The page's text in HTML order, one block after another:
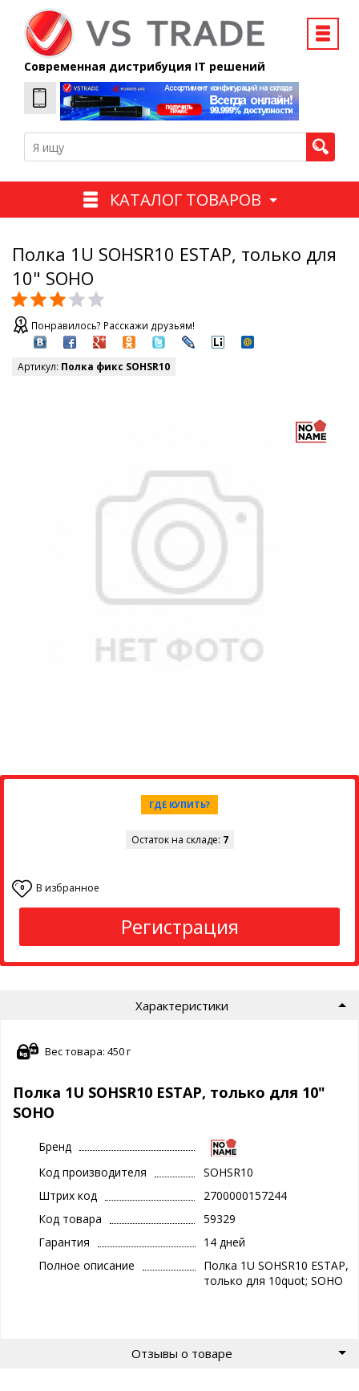
Современная дистрибуция IT решений
КАТАЛОГ ТОВАРОВ
Полка 1U SOHSR10 ESTAP, только для
10" SOHO
Понравилось? Расскажи друзьям!
Артикул: Полка фикс SOHSR10
ГДЕ КУПИТЬ?
Остаток на складе: 7
0 В избранное
Регистрация
Характеристики
Вес товара: 450 г
Полка 1U SOHSR10 ESTAP, только для 10"
SOHO
Бренд
Код производителя
SOHSR10
Штрих код
2700000157244
Код товара
59329
Гарантия
14 дней
Полное описание
Полка 1U SOHSR10 ESTAP,
только для 10quot; SOHO
Отзывы о товаре